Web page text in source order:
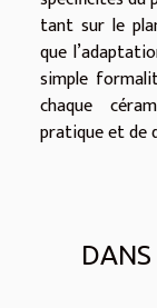
tant sur le
que
simple
chaque
pratique et de